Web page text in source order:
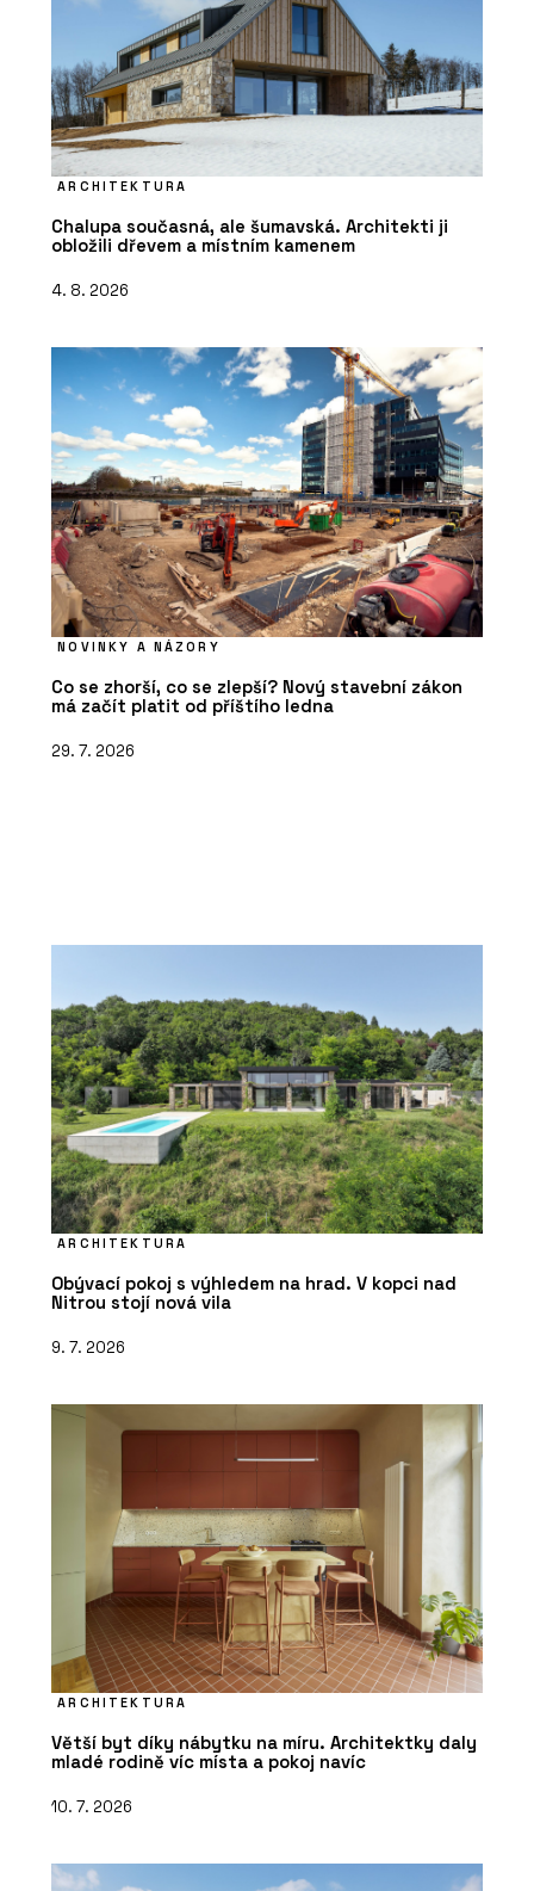
ARCHITEKTURA
Chalupa současná, ale šumavská. Architekti ji
obložili dřevem a místním kamenem
4. 8. 2026
NOVINKY A NÁZORY
Co se zhorší, co se zlepší? Nový stavební zákon
má začít platit od příštího ledna
29. 7. 2026
ARCHITEKTURA
Obývací pokoj s výhledem na hrad. V kopci nad
Nitrou stojí nová vila
9. 7. 2026
ARCHITEKTURA
Větší byt díky nábytku na míru. Architektky daly
mladé rodině víc místa a pokoj navíc
10. 7. 2026